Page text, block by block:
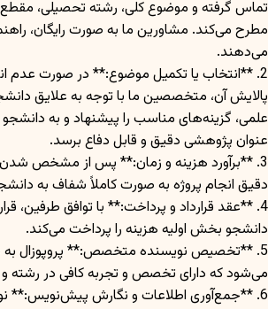
تماس گرفته و موضوع کلی، رشته تحصیلی،
مطرح می‌کند. مشاورین ما به صورت رایگان،
می‌دهند.
2. **انتخاب یا تکمیل موضوع:** در صورت عدم
پالایش آن، متخصصین ما با توجه به علایق
علمی، گزینه‌های مناسب را پیشنهاد و به
عنوان پژوهشی دقیق و قابل دفاع برسد.
3. **برآورد هزینه و زمان:** پس از مشخص شدن
دقیق انجام پروژه به صورت کاملاً شفاف به
4. **عقد قرارداد و پرداخت:** با توافق طرفین،
دانشجو بخش اولیه هزینه را پرداخت می‌کند.
5. **تخصیص نویسنده متخصص:** پروپوزال به
می‌شود که دارای تخصص و تجربه کافی در رشته
6. **جمع‌آوری اطلاعات و نگارش پیش‌نویس:**